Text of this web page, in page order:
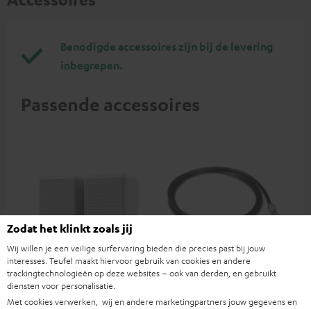
Benodigde accessoires zijn bij de levering
inbegrepen.
Passende accessoires
EFFEKT 2
Optische digitaalkabel 1.5m
Zodat het klinkt zoals jij
Wij willen je een veilige surfervaring bieden die precies past bij jouw
interesses. Teufel maakt hiervoor gebruik van cookies en andere
trackingtechnologieën op deze websites – ook van derden, en gebruikt
diensten voor personalisatie.
Met cookies verwerken, wij en andere marketingpartners jouw gegevens en